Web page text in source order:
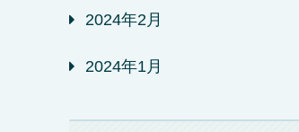
2024年2月
2024年1月